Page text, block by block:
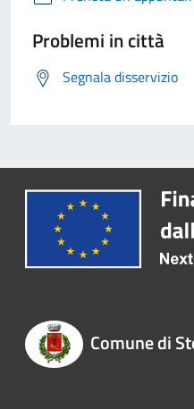
Problemi in città
Segnala disservizio
Comune di